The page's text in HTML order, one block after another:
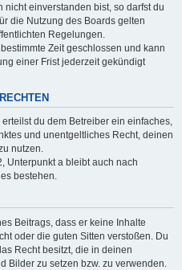
einverstanden bist, so darfst du
die Nutzung des Boards gelten
Regelungen.
Zeit geschlossen und kann
einer Frist jederzeit gekündigt
du dem Betreiber ein einfaches,
und unentgeltliches Recht, deinen
nutzen.
Unterpunkt a bleibt auch nach
bestehen.
Beitrags, dass er keine Inhalte
oder die guten Sitten verstoßen. Du
Recht besitzt, die in deinen
Bilder zu setzen bzw. zu verwenden.